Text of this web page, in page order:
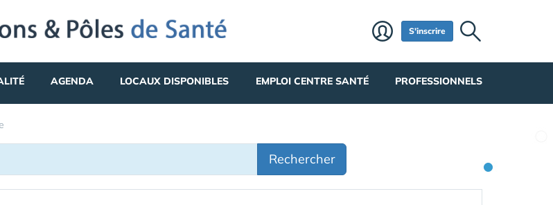
S'inscrire
AGENDA LOCAUX DISPONIBLES EMPLOI CENTRE SANTÉ PROFESSIONNELS
Rechercher